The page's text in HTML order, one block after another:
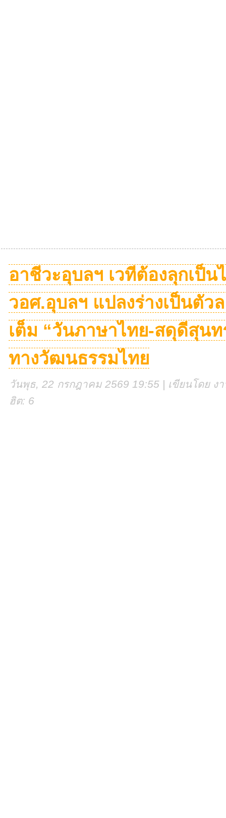
อาชีวะอุบลฯ เวทีต้องลุกเป็น
วอศ.อุบลฯ แปลงร่างเป็นตัว
เต็ม “วันภาษาไทย-สดุดีสุน
ทางวัฒนธรรมไทย
วันพุธ, 22 กรกฎาคม 2569 19:55 | เขียนโดย ง
ฮิต: 6